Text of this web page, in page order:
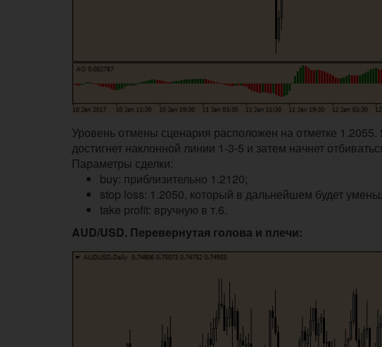
Уровень отмены сценария расположен на отметке
достигнет наклонной линии 1-3-5 и затем начнет
Параметры сделки:
buy: приблизительно 1.2120;
stop loss: 1.2050, который в дальнейшем будет
take profit: вручную в т.6.
AUD/USD. Перевернутая голова и плечи: